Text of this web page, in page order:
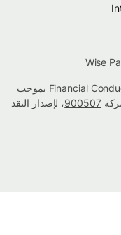
تم اعتماد شركة Wise بواسطة Financial Conduct Authority بموجب
900507، لإصدار النقد